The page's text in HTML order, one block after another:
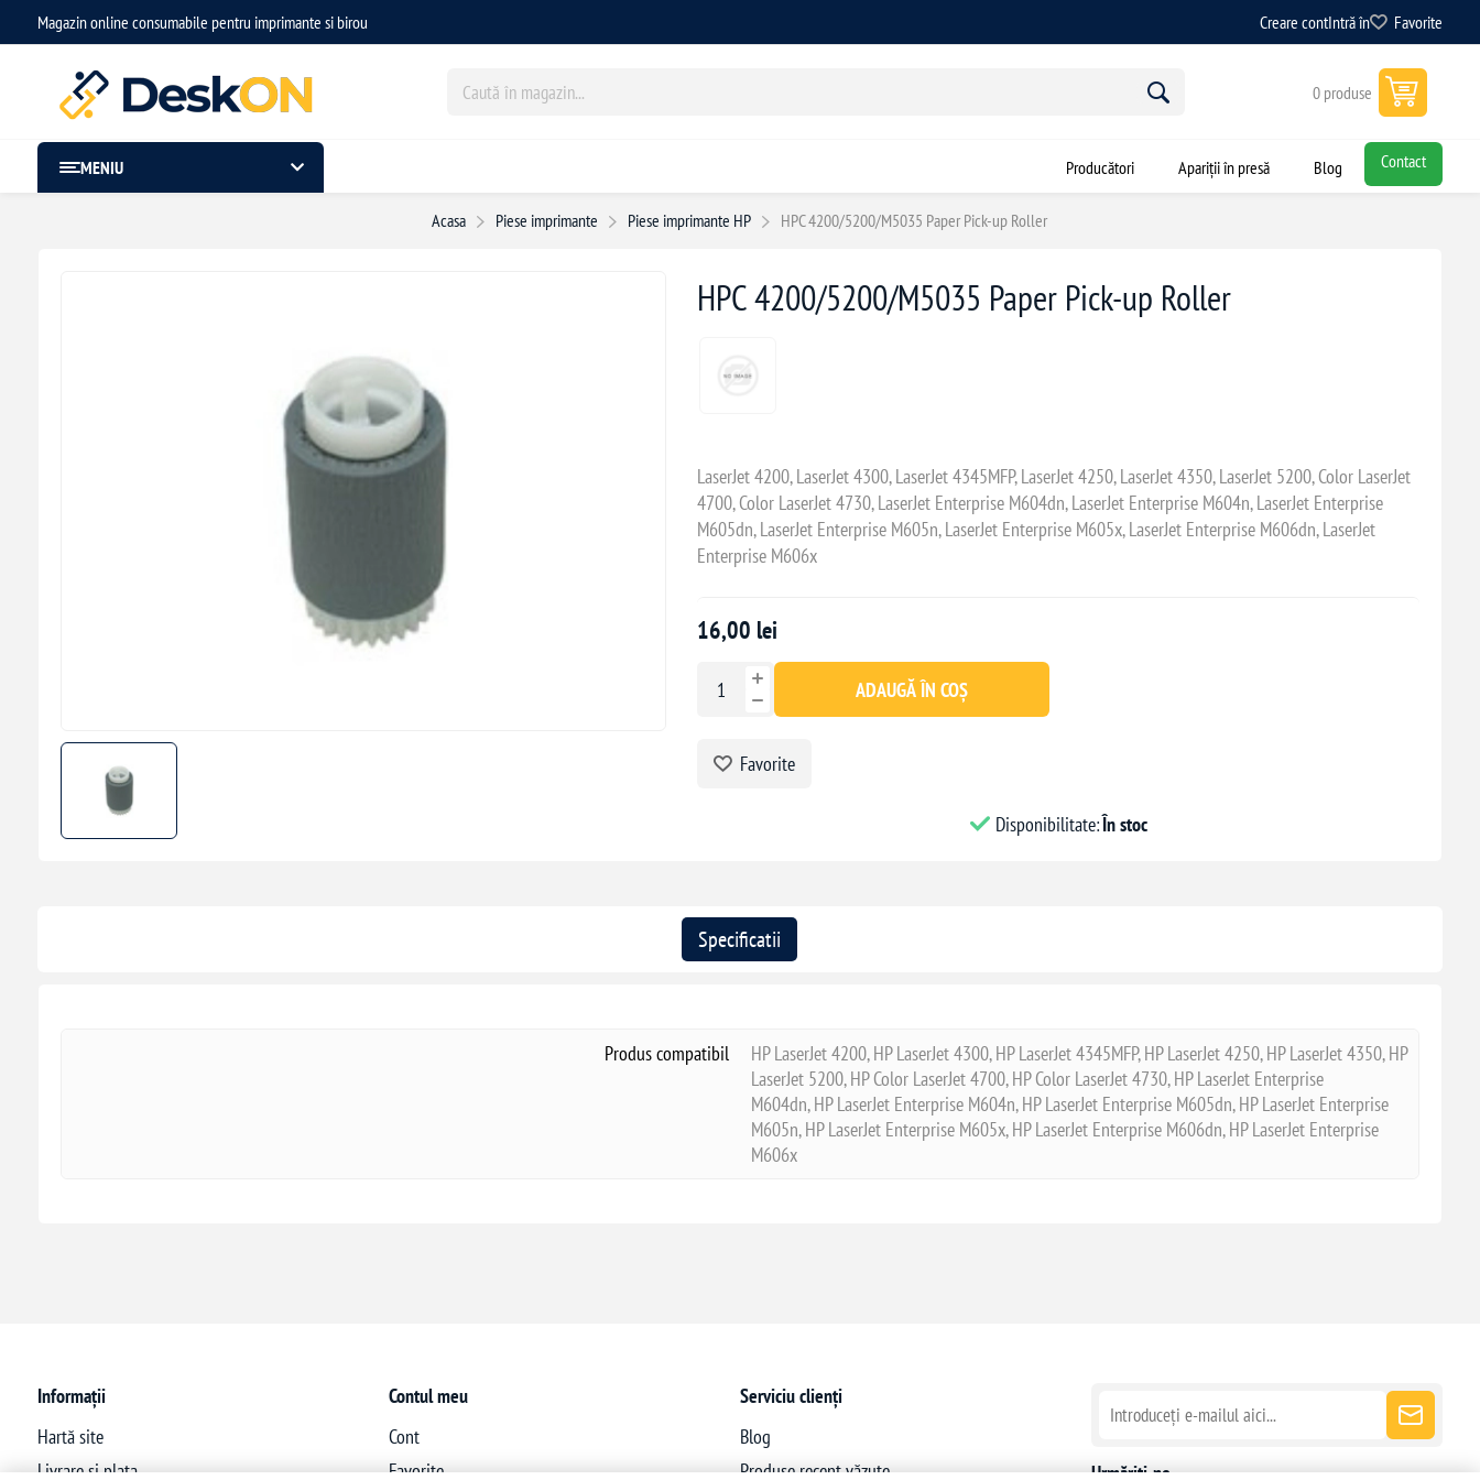
Magazin online consumabile pentru imprimante si birou Creare contIntră în Favorite
0 produse
MENIU Producători Apariții în presă Blog Contact
Acasa Piese imprimante Piese imprimante HP HPC 4200/5200/M5035 Paper Pick-up Roller
HPC 4200/5200/M5035 Paper Pick-up Roller
LaserJet 4200, LaserJet 4300, LaserJet 4345MFP, LaserJet 4250, LaserJet 4350, LaserJet 5200, Color LaserJet
4700, Color LaserJet 4730, LaserJet Enterprise M604dn, LaserJet Enterprise M604n, LaserJet Enterprise
M605dn, LaserJet Enterprise M605n, LaserJet Enterprise M605x, LaserJet Enterprise M606dn, LaserJet
Enterprise M606x
16,00 lei
ADAUGĂ ÎN COȘ
Favorite
Disponibilitate:În stoc
Specificatii
Produs compatibil
HP LaserJet 4200, HP LaserJet 4300, HP LaserJet 4345MFP, HP LaserJet 4250, HP LaserJet 4350, HP
LaserJet 5200, HP Color LaserJet 4700, HP Color LaserJet 4730, HP LaserJet Enterprise
M604dn, HP LaserJet Enterprise M604n, HP LaserJet Enterprise M605dn, HP LaserJet Enterprise
M605n, HP LaserJet Enterprise M605x, HP LaserJet Enterprise M606dn, HP LaserJet Enterprise
M606x
Informații
Hartă site
Livrare si plata
Contul meu
Cont
Favorite
Serviciu clienți
Blog
Produse recent văzute
Urmăriți-ne